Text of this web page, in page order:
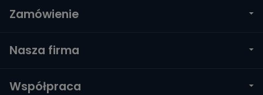
Zamówienie
Nasza firma
Współpraca